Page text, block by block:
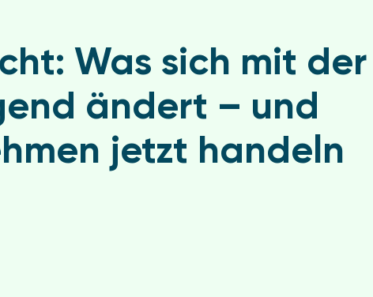
Was sich mit der
ändert – und
jetzt handeln